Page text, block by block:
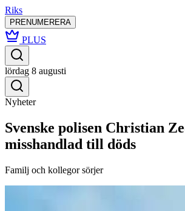
Riks
PRENUMERERA
PLUS
lördag 8 augusti
Nyheter
Svenske polisen Christian
misshandlad till döds
Familj och kollegor sörjer